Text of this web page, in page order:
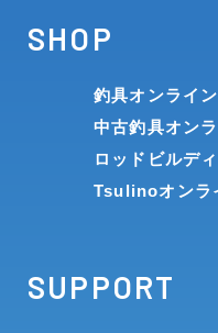
SHOP
釣具オンライ
中古釣具オン
ロッドビルデ
Tsulinoオンラ
SUPPORT